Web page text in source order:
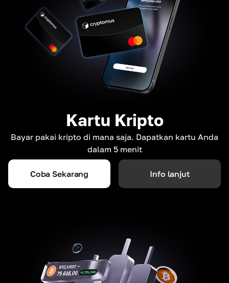
Kartu Kripto
Bayar pakai kripto di mana saja. Dapatkan kartu Anda
dalam 5 menit
Coba Sekarang Info lanjut